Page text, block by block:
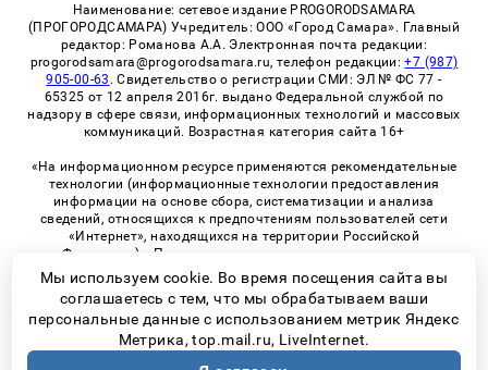
Наименование: сетевое издание PROGORODSAMARA
(ПРОГОРОДСАМАРА) Учредитель: ООО «Город Самара». Главный
редактор: Романова А.А. Электронная почта редакции:
progorodsamara@progorodsamara.ru, телефон редакции:+7 (987)
905-00-63 . Свидетельство о регистрации СМИ: ЭЛ № ФС 77 -
65325 от 12 апреля 2016г. выдано Федеральной службой по
надзору в сфере связи, информационных технологий и массовых
коммуникаций. Возрастная категория сайта 16+
«На информационном ресурсе применяются рекомендательные
технологии (информационные технологии предоставления
информации на основе сбора, систематизации и анализа
сведений, относящихся к предпочтениям пользователей сети
«Интернет», находящихся на территории Российской
Федерации)». Правила применения рекомендательных
технологий в виджетах рекламно-обменной сети
«СМИ2» (PDF)
© 2026 «ProGorodSamara» | Все права защищены
Мы используем cookie. Во время посещения сайта вы
соглашаетесь с тем, что мы обрабатываем ваши
персональные данные с использованием метрик Яндекс
Метрика, top.mail.ru, LiveInternet.